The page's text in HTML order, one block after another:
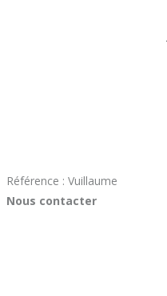
Référence : Vuillaume
Nous contacter